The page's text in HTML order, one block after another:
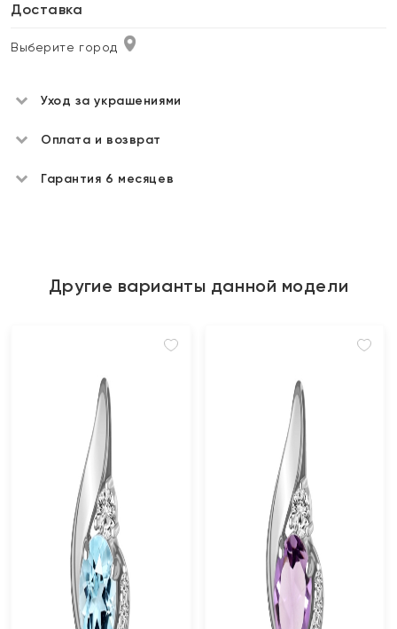
Доставка
Выберите город
Уход за украшениями
Оплата и возврат
Гарантия 6 месяцев
Другие варианты данной модели